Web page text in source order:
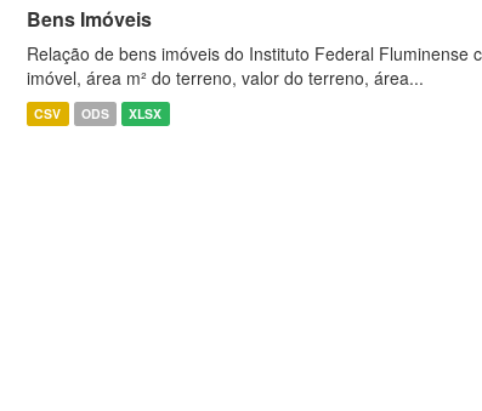
Bens Imóveis
Relação de bens imóveis do Instituto Federal
imóvel, área m² do terreno, valor do terreno, área...
CSV ODS XLSX